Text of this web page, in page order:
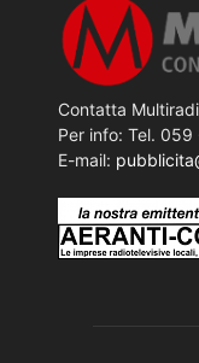
Contatta
Per info: Tel.
E-mail: